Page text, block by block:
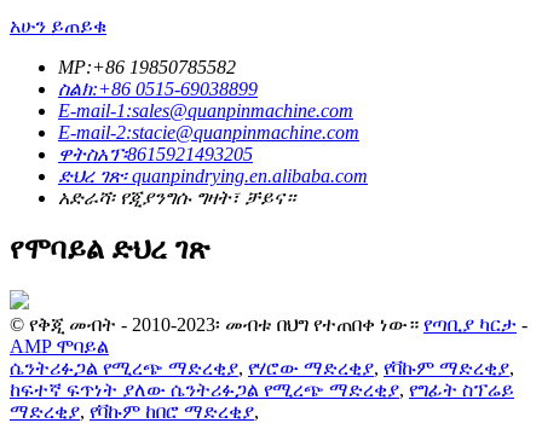
አሁን ይጠይቁ
MP:+86 19850785582
ስልክ:+86 0515-69038899
E-mail-1:sales@quanpinmachine.com
E-mail-2:stacie@quanpinmachine.com
ዋትስአፕ፡8615921493205
ድህረ ገጽ፡ quanpindrying.en.alibaba.com
አድራሻ፡ የጂያንግሱ ግዛት፣ ቻይና።
የሞባይል ድህረ ገጽ
© የቅጂ መብት - 2010-2023፡ መብቱ በህግ የተጠበቀ ነው። የጣቢያ ካርታ -
AMP ሞባይል
ሴንትሪፉጋል የሚረጭ ማድረቂያ, የሃሮው ማድረቂያ, የቫኩም ማድረቂያ,
ከፍተኛ ፍጥነት ያለው ሴንትሪፉጋል የሚረጭ ማድረቂያ, የግፊት ስፕሬይ
ማድረቂያ, የቫኩም ከበሮ ማድረቂያ,